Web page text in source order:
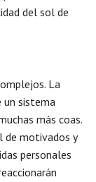
del sol de
La
un sistema
más coas.
de motivados y
personales